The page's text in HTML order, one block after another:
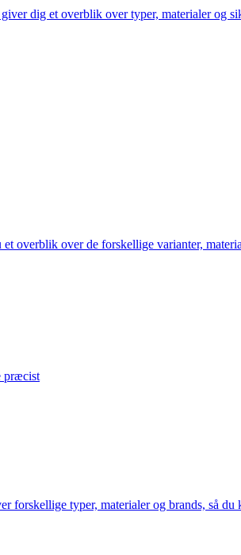
dig et overblik over typer, materialer og
overblik over de forskellige varianter,
præcist
typer, materialer og brands, så